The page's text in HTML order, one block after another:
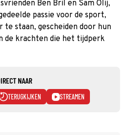
Ben Bril en Sam Olij,
passie voor de sport,
staan, gescheiden door hun
de krachten die het tijdperk
NAAR
TERUGKIJKEN STREAMEN